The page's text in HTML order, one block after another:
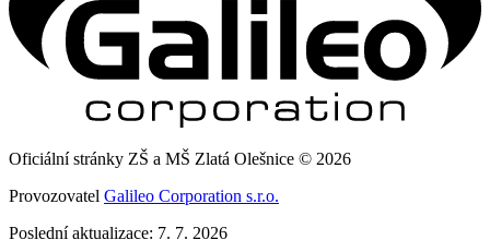
Oficiální stránky ZŠ a MŠ Zlatá Olešnice © 2026
Provozovatel Galileo Corporation s.r.o.
Poslední aktualizace: 7. 7. 2026